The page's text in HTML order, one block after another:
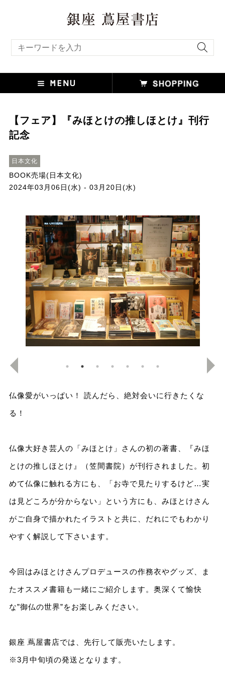
【フェア】『みほとけの推しほとけ』刊行
記念
日本文化
BOOK売場(日本文化)
2024年03月06日(水) - 03月20日(水)
仏像愛がいっぱい！ 読んだら、絶対会いに行きたくな
る！
仏像大好き芸人の「みほとけ」さんの初の著書、『みほ
とけの推しほとけ』（笠間書院）が刊行されました。初
めて仏像に触れる方にも、「お寺で見たりするけど…実
は見どころが分からない」という方にも、みほとけさん
がご自身で描かれたイラストと共に、だれにでもわかり
やすく解説して下さいます。
今回はみほとけさんプロデュースの作務衣やグッズ、ま
たオススメ書籍も一緒にご紹介します。奥深くて愉快
な”御仏の世界”をお楽しみください。
銀座 蔦屋書店では、先行して販売いたします。
※3月中旬頃の発送となります。